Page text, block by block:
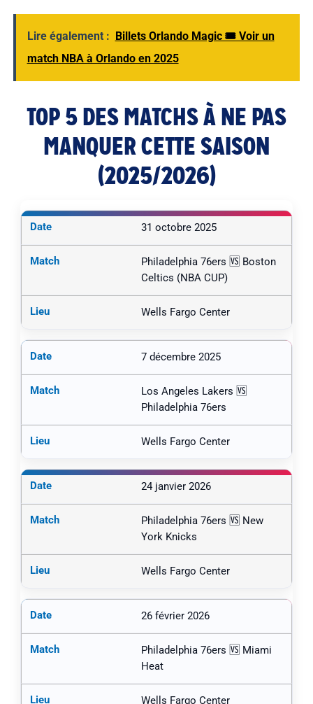
Lire également : Billets Orlando Magic 🎟️ Voir un
match NBA à Orlando en 2025
TOP 5 DES MATCHS À NE PAS
MANQUER CETTE SAISON
(2025/2026)
31 octobre 2025
Philadelphia 76ers 🆚 Boston
Celtics (NBA CUP)
Wells Fargo Center
7 décembre 2025
Los Angeles Lakers 🆚
Philadelphia 76ers
Wells Fargo Center
24 janvier 2026
Philadelphia 76ers 🆚 New
York Knicks
Wells Fargo Center
26 février 2026
Philadelphia 76ers 🆚 Miami
Heat
Wells Fargo Center